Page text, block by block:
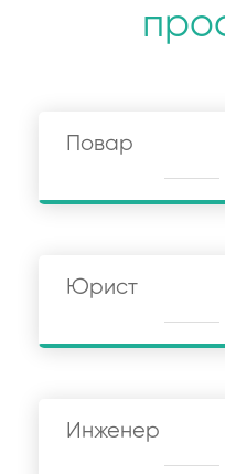
Повар
Юрист
Инженер